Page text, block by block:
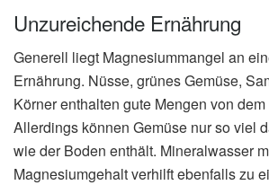
Unzureichende Ernährung
Generell liegt Magnesiummangel an
Ernährung. Nüsse, grünes Gemüse,
Körner enthalten gute Mengen von
Allerdings können Gemüse nur so viel
wie der Boden enthält. Mineralwasser
Magnesiumgehalt verhilft ebenfalls zu